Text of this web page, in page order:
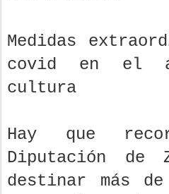
Medidas
covid en el
cultura
Hay que
Diputación de
destinar más